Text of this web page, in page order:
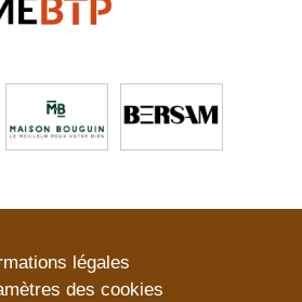
légales
des cookies